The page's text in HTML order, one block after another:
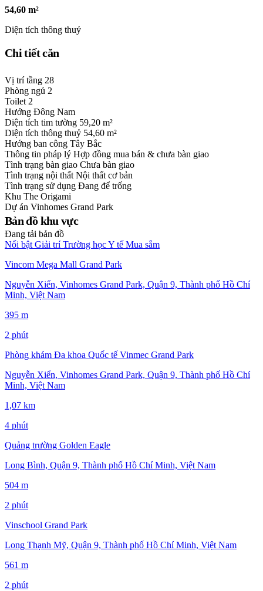
54,60 m²
Diện tích thông thuỷ
Chi tiết căn
Vị trí tầng 28
Phòng ngủ 2
Toilet 2
Hướng Đông Nam
Diện tích tim tường 59,20 m²
Diện tích thông thuỷ 54,60 m²
Hướng ban công Tây Bắc
Thông tin pháp lý Hợp đồng mua bán & chưa bàn giao
Tình trạng bàn giao Chưa bàn giao
Tình trạng nội thất Nội thất cơ bản
Tình trạng sử dụng Đang để trống
Khu The Origami
Dự án Vinhomes Grand Park
Bản đồ khu vực
Đang tải bản đồ
Nổi bật Giải trí Trường họcY tế Mua sắm
Vincom Mega Mall Grand Park
Nguyễn Xiển, Vinhomes Grand Park, Quận 9, Thành phố Hồ Chí
Minh, Việt Nam
395 m
2 phút
Phòng khám Đa khoa Quốc tế Vinmec Grand Park
Nguyễn Xiển, Vinhomes Grand Park, Quận 9, Thành phố Hồ Chí
Minh, Việt Nam
1,07 km
4 phút
Quảng trường Golden Eagle
Long Bình, Quận 9, Thành phố Hồ Chí Minh, Việt Nam
504 m
2 phút
Vinschool Grand Park
Long Thạnh Mỹ, Quận 9, Thành phố Hồ Chí Minh, Việt Nam
561 m
2 phút